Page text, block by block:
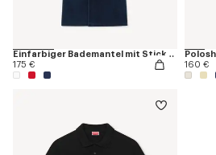
Einfarbiger Bademantel mit Stickerei „K Boke“
175 €
160 €